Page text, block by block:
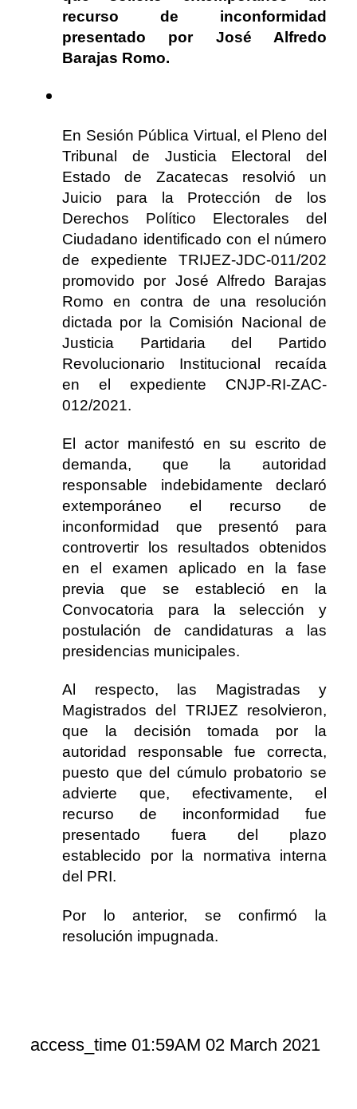
recurso de inconformidad
presentado por José Alfredo
Barajas Romo.
En Sesión Pública Virtual, el Pleno del
Tribunal de Justicia Electoral del
Estado de Zacatecas resolvió un
Juicio para la Protección de los
Derechos Político Electorales del
Ciudadano identificado con el número
de expediente TRIJEZ-JDC-011/202
promovido por José Alfredo Barajas
Romo en contra de una resolución
dictada por la Comisión Nacional de
Justicia Partidaria del Partido
Revolucionario Institucional recaída
en el expediente CNJP-RI-ZAC-
012/2021.
El actor manifestó en su escrito de
demanda, que la autoridad
responsable indebidamente declaró
extemporáneo el recurso de
inconformidad que presentó para
controvertir los resultados obtenidos
en el examen aplicado en la fase
previa que se estableció en la
Convocatoria para la selección y
postulación de candidaturas a las
presidencias municipales.
Al respecto, las Magistradas y
Magistrados del TRIJEZ resolvieron,
que la decisión tomada por la
autoridad responsable fue correcta,
puesto que del cúmulo probatorio se
advierte que, efectivamente, el
recurso de inconformidad fue
presentado fuera del plazo
establecido por la normativa interna
del PRI.
Por lo anterior, se confirmó la
resolución impugnada.
access_time 01:59AM 02 March 2021